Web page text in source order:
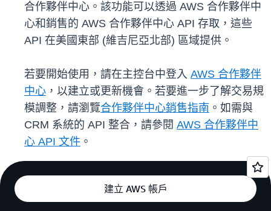
合作夥伴中心。該功能可以透過 AWS 合作夥伴中
心和銷售的 AWS 合作夥伴中心 API 存取，這些
API 在美國東部 (維吉尼亞北部) 區域提供。
若要開始使用，請在主控台中登入 AWS 合作夥伴
中心 ，以建立或更新機會。若要進一步了解交易規
模調整，請瀏覽合作夥伴中心銷售指南 。如需與
CRM 系統的 API 整合，請參閱 AWS 合作夥伴中
心 API 文件 。
建立 AWS 帳戶